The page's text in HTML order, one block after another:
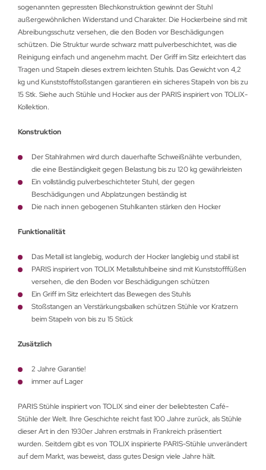
sogenannten gepressten Blechkonstruktion gewinnt der Stuhl
außergewöhnlichen Widerstand und Charakter. Die Hockerbeine sind mit
Abreibungsschutz versehen, die den Boden vor Beschädigungen
schützen. Die Struktur wurde schwarz matt pulverbeschichtet, was die
Reinigung einfach und angenehm macht. Der Griff im Sitz erleichtert das
Tragen und Stapeln dieses extrem leichten Stuhls. Das Gewicht von 4,2
kg und Kunststoffstoßstangen garantieren ein sicheres Stapeln von bis zu
15 Stk. Siehe auch Stühle und Hocker aus der PARIS inspiriert von TOLIX-
Kollektion.
Konstruktion
Der Stahlrahmen wird durch dauerhafte Schweißnähte verbunden,
die eine Beständigkeit gegen Belastung bis zu 120 kg gewährleisten
Ein vollständig pulverbeschichteter Stuhl, der gegen
Beschädigungen und Abplatzungen beständig ist
Die nach innen gebogenen Stuhlkanten stärken den Hocker
Funktionalität
Das Metall ist langlebig, wodurch der Hocker langlebig und stabil ist
PARIS inspiriert von TOLIX Metallstuhlbeine sind mit Kunststofffüßen
versehen, die den Boden vor Beschädigungen schützen
Ein Griff im Sitz erleichtert das Bewegen des Stuhls
Stoßstangen an Verstärkungsbalken schützen Stühle vor Kratzern
beim Stapeln von bis zu 15 Stück
Zusätzlich
2 Jahre Garantie!
immer auf Lager
PARIS Stühle inspiriert von TOLIX sind einer der beliebtesten Café-
Stühle der Welt. Ihre Geschichte reicht fast 100 Jahre zurück, als Stühle
dieser Art in den 1930er Jahren erstmals in Frankreich präsentiert
wurden. Seitdem gibt es von TOLIX inspirierte PARIS-Stühle unverändert
auf dem Markt, was beweist, dass gutes Design viele Jahre hält.